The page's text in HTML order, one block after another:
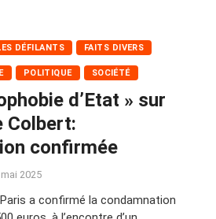
DÉFILANTS FAITS DIVERS
POLITIQUE SOCIÉTÉ
d’Etat » sur
Colbert:
confirmée
mai 2025
a confirmé la condamnation